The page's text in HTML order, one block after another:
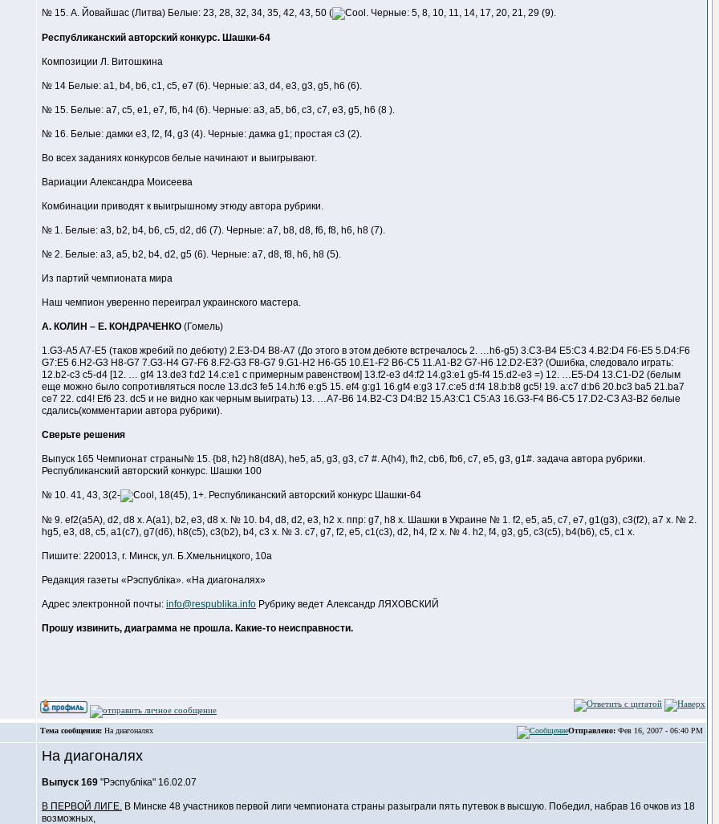
№ 15. А. Йовайшас (Литва) Белые: 23, 28, 32, 34, 35, 42, 43, 50 ( . Черные: 5, 8, 10, 11, 14, 17, 20, 21, 29 (9).
Республиканский авторский конкурс. Шашки-64
Композиции Л. Витошкина
№ 14 Белые: a1, b4, b6, c1, c5, e7 (6). Черные: a3, d4, e3, g3, g5, h6 (6).
№ 15. Белые: a7, c5, e1, e7, f6, h4 (6). Черные: a3, a5, b6, c3, c7, e3, g5, h6 (8 ).
№ 16. Белые: дамки e3, f2, f4, g3 (4). Черные: дамка g1; простая с3 (2).
Во всех заданиях конкурсов белые начинают и выигрывают.
Вариации Александра Моисеева
Комбинации приводят к выигрышному этюду автора рубрики.
№ 1. Белые: a3, b2, b4, b6, c5, d2, d6 (7). Черные: a7, b8, d8, f6, f8, h6, h8 (7).
№ 2. Белые: a3, a5, b2, b4, d2, g5 (6). Черные: a7, d8, f8, h6, h8 (5).
Из партий чемпионата мира
Наш чемпион уверенно переиграл украинского мастера.
А. КОЛИН – Е. КОНДРАЧЕНКО (Гомель)
1.G3-A5 A7-E5 (таков жребий по дебюту) 2.E3-D4 B8-A7 (До этого в этом дебюте встречалось 2. …h6-g5) 3.C3-B4 E5:C3 4.B2:D4 F6-E5 5.D4:F6
G7:E5 6.H2-G3 H8-G7 7.G3-H4 G7-F6 8.F2-G3 F8-G7 9.G1-H2 H6-G5 10.E1-F2 B6-C5 11.A1-B2 G7-H6 12.D2-E3? (Ошибка, следовало играть:
12.b2-c3 c5-d4 [12. … gf4 13.de3 f:d2 14.c:e1 с примерным равенством] 13.f2-e3 d4:f2 14.g3:e1 g5-f4 15.d2-e3 =) 12. …E5-D4 13.C1-D2 (белым
еще можно было сопротивляться после 13.dc3 fe5 14.h:f6 e:g5 15. ef4 g:g1 16.gf4 e:g3 17.c:e5 d:f4 18.b:b8 gc5! 19. a:c7 d:b6 20.bc3 ba5 21.ba7
ce7 22. cd4! Ef6 23. dc5 и не видно как черным выиграть) 13. …A7-B6 14.B2-C3 D4:B2 15.A3:C1 C5:A3 16.G3-F4 B6-C5 17.D2-C3 A3-B2 белые
сдались(комментарии автора рубрики).
Сверьте решения
Выпуск 165 Чемпионат страны№ 15. {b8, h2} h8(d8A), he5, a5, g3, g3, c7 #. A(h4), fh2, cb6, fb6, c7, e5, g3, g1#. задача автора рубрики.
Республиканский авторский конкурс. Шашки 100
№ 10. 41, 43, 3(2- , 18(45), 1+. Республиканский авторский конкурс Шашки-64
№ 9. ef2(a5A), d2, d8 x. A(a1), b2, e3, d8 x. № 10. b4, d8, d2, e3, h2 x. ппр: g7, h8 x. Шашки в Украине № 1. f2, e5, a5, c7, e7, g1(g3), c3(f2), a7 x. № 2.
hg5, e3, d8, c5, a1(c7), g7(d6), h8(c5), c3(b2), b4, c3 x. № 3. c7, g7, f2, e5, c1(c3), d2, h4, f2 x. № 4. h2, f4, g3, g5, c3(c5), b4(b6), c5, c1 x.
Пишите: 220013, г. Минск, ул. Б.Хмельницкого, 10a
Редакция газеты «Рэспублiка». «На диагоналях»
Адрес электронной почты: info@respublika.info Рубрику ведет Александр ЛЯХОВСКИЙ
Прошу извинить, диаграмма не прошла. Какие-то неисправности.
Тема сообщения: На диагоналях Отправлено: Фев 16, 2007 - 06:40 PM
На диагоналях
Выпуск 169 "Рэспублiка" 16.02.07
В ПЕРВОЙ ЛИГЕ. В Минске 48 участников первой лиги чемпионата страны разыграли пять путевок в высшую. Победил, набрав 16 очков из 18
возможных,